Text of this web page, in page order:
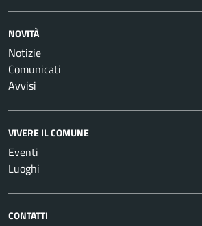
NOVITÀ
Notizie
Comunicati
Avvisi
VIVERE IL COMUNE
Eventi
Luoghi
CONTATTI